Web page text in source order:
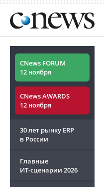
CNews FORUM
12 ноября
CNews AWARDS
12 ноября
30 лет рынку ERP
в России
Главные
ИТ-сценарии 2026